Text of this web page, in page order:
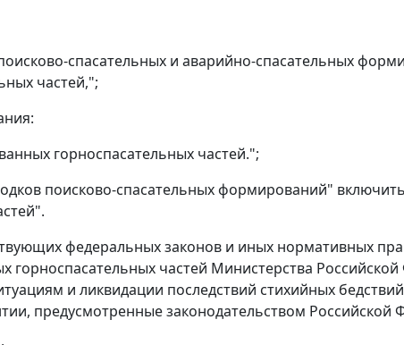
спасательных и аварийно-спасательных
частей,";
горноспасательных частей.";
поисково-спасательных формирований"
федеральных законов и иных нормативных
частей Министерства
и ликвидации последствий стихийных
предусмотренные законодательством Российской